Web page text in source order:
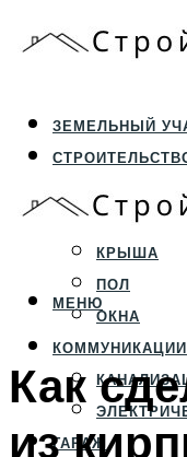
ЗЕМЕЛЬНЫЙ
КРЫША
ПОЛ
ОКНА
КОММУНИКАЦИИ
ГАРАЖ
МЕНЮ
Как
из